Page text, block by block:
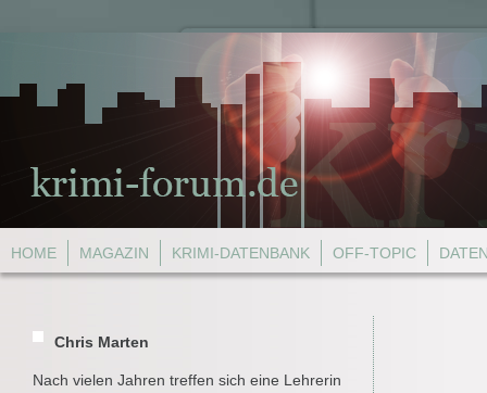
HOME MAGAZIN KRIMI-DATENBANK OFF-TOPIC
Chris Marten
Nach vielen Jahren treffen sich eine Lehrerin